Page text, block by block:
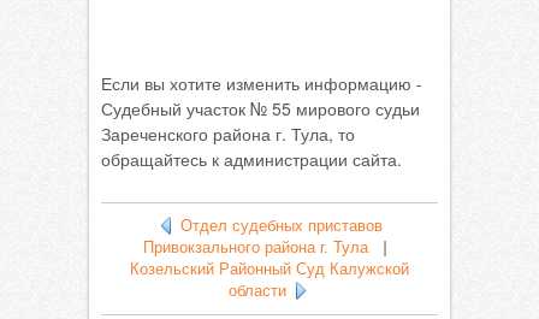
Если вы хотите изменить информацию -
Судебный участок № 55 мирового судьи
Зареченского района г. Тула, то
обращайтесь к администрации сайта.
Отдел судебных приставов
Привокзального района г. Тула|
Козельский Районный Суд Калужской
области